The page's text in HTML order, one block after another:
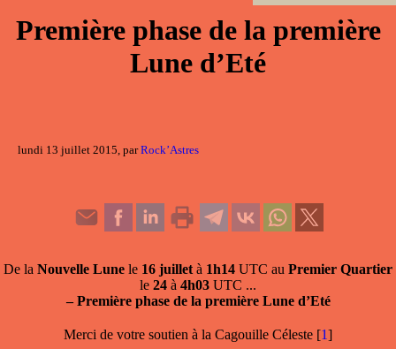
Première phase de la première
Lune d’Eté
lundi 13 juillet 2015, parRock’Astres
De la Nouvelle Lune le 16 juillet à 1h14 UTC au Premier Quartier
le 24 à 4h03 UTC ...
– Première phase de la première Lune d’Eté
Merci de votre soutien à la Cagouille Céleste [1]